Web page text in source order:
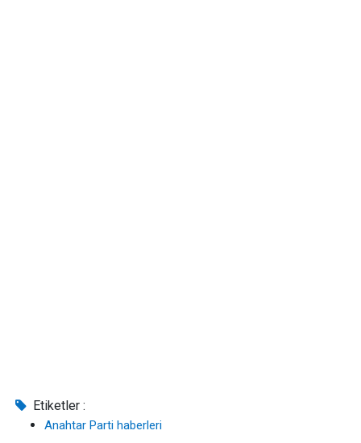
Etiketler :
Anahtar Parti haberleri